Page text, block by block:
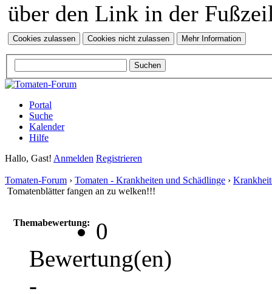
über den Link in der
Portal
Suche
Kalender
Hilfe
Hallo, Gast! Anmelden Registrieren
Tomaten-Forum › Tomaten - Krankheiten und Schädlinge ›
Tomatenblätter fangen an zu welken!!!
Themabewertung:
0
Bewertung(en)
-